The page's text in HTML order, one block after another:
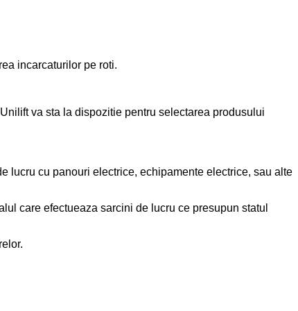
incarcaturilor pe roti.
va sta la dispozitie pentru selectarea produsului
lucru cu panouri electrice, echipamente electrice, sau alte
care efectueaza sarcini de lucru ce presupun statul